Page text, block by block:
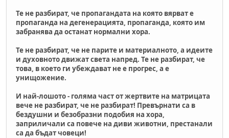
Те не разбират, че пропагандата на която вярват е
пропаганда на дегенерацията, пропаганда, която им
забранява да останат нормални хора.
Те не разбират, че не парите и материалното, а идеите
и духовното движат света напред. Те не разбират, че
това, в което ги убеждават не е прогрес, а е
унищожение.
И най-лошото - голяма част от жертвите на матрицата
вече не разбират, че не разбират! Превърнати са в
бездушни и безобразни подобия на хора,
заприличали са повече на диви животни, престанали
са да бъдат човеци!